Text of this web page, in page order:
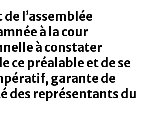
l’assemblée
à la cour
à constater
ce préalable et de se
garante de
des représentants du